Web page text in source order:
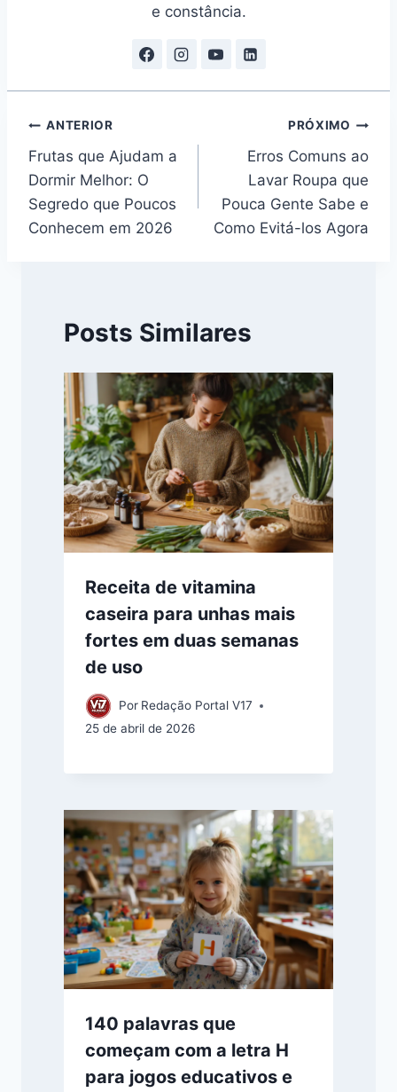
e constância.
Navegação
de
Post
ANTERIOR
Frutas que Ajudam a
Dormir Melhor: O
Segredo que Poucos
Conhecem em 2026
PRÓXIMO
Erros Comuns ao
Lavar Roupa que
Pouca Gente Sabe e
Como Evitá-los Agora
Posts Similares
Receita de vitamina
caseira para unhas mais
fortes em duas semanas
de uso
Por Redação Portal V17
25 de abril de 2026
140 palavras que
começam com a letra H
para jogos educativos e